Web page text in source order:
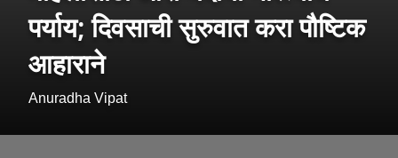
पर्याय; दिवसाची सुरुवात करा पौष्टिक
आहाराने
Anuradha Vipat